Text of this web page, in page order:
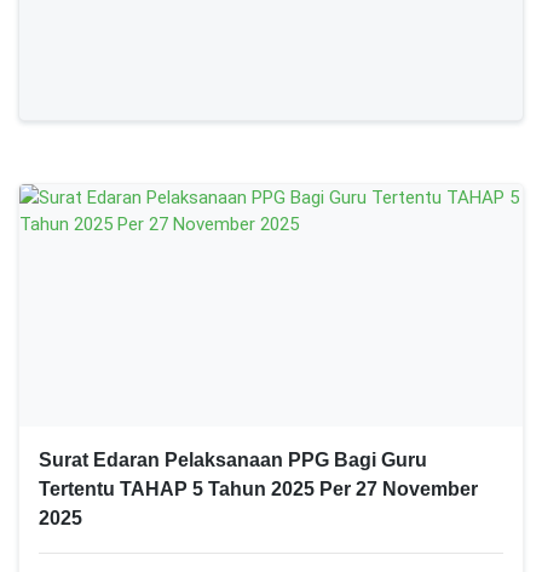
Surat Edaran Pelaksanaan PPG Bagi Guru
Tertentu TAHAP 5 Tahun 2025 Per 27 November
2025